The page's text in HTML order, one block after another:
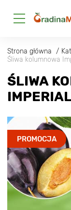
Strona główna
Śliwa kolumnowa
ŚLIWA
PROMOCJA